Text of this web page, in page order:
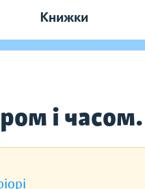
Книжки
і